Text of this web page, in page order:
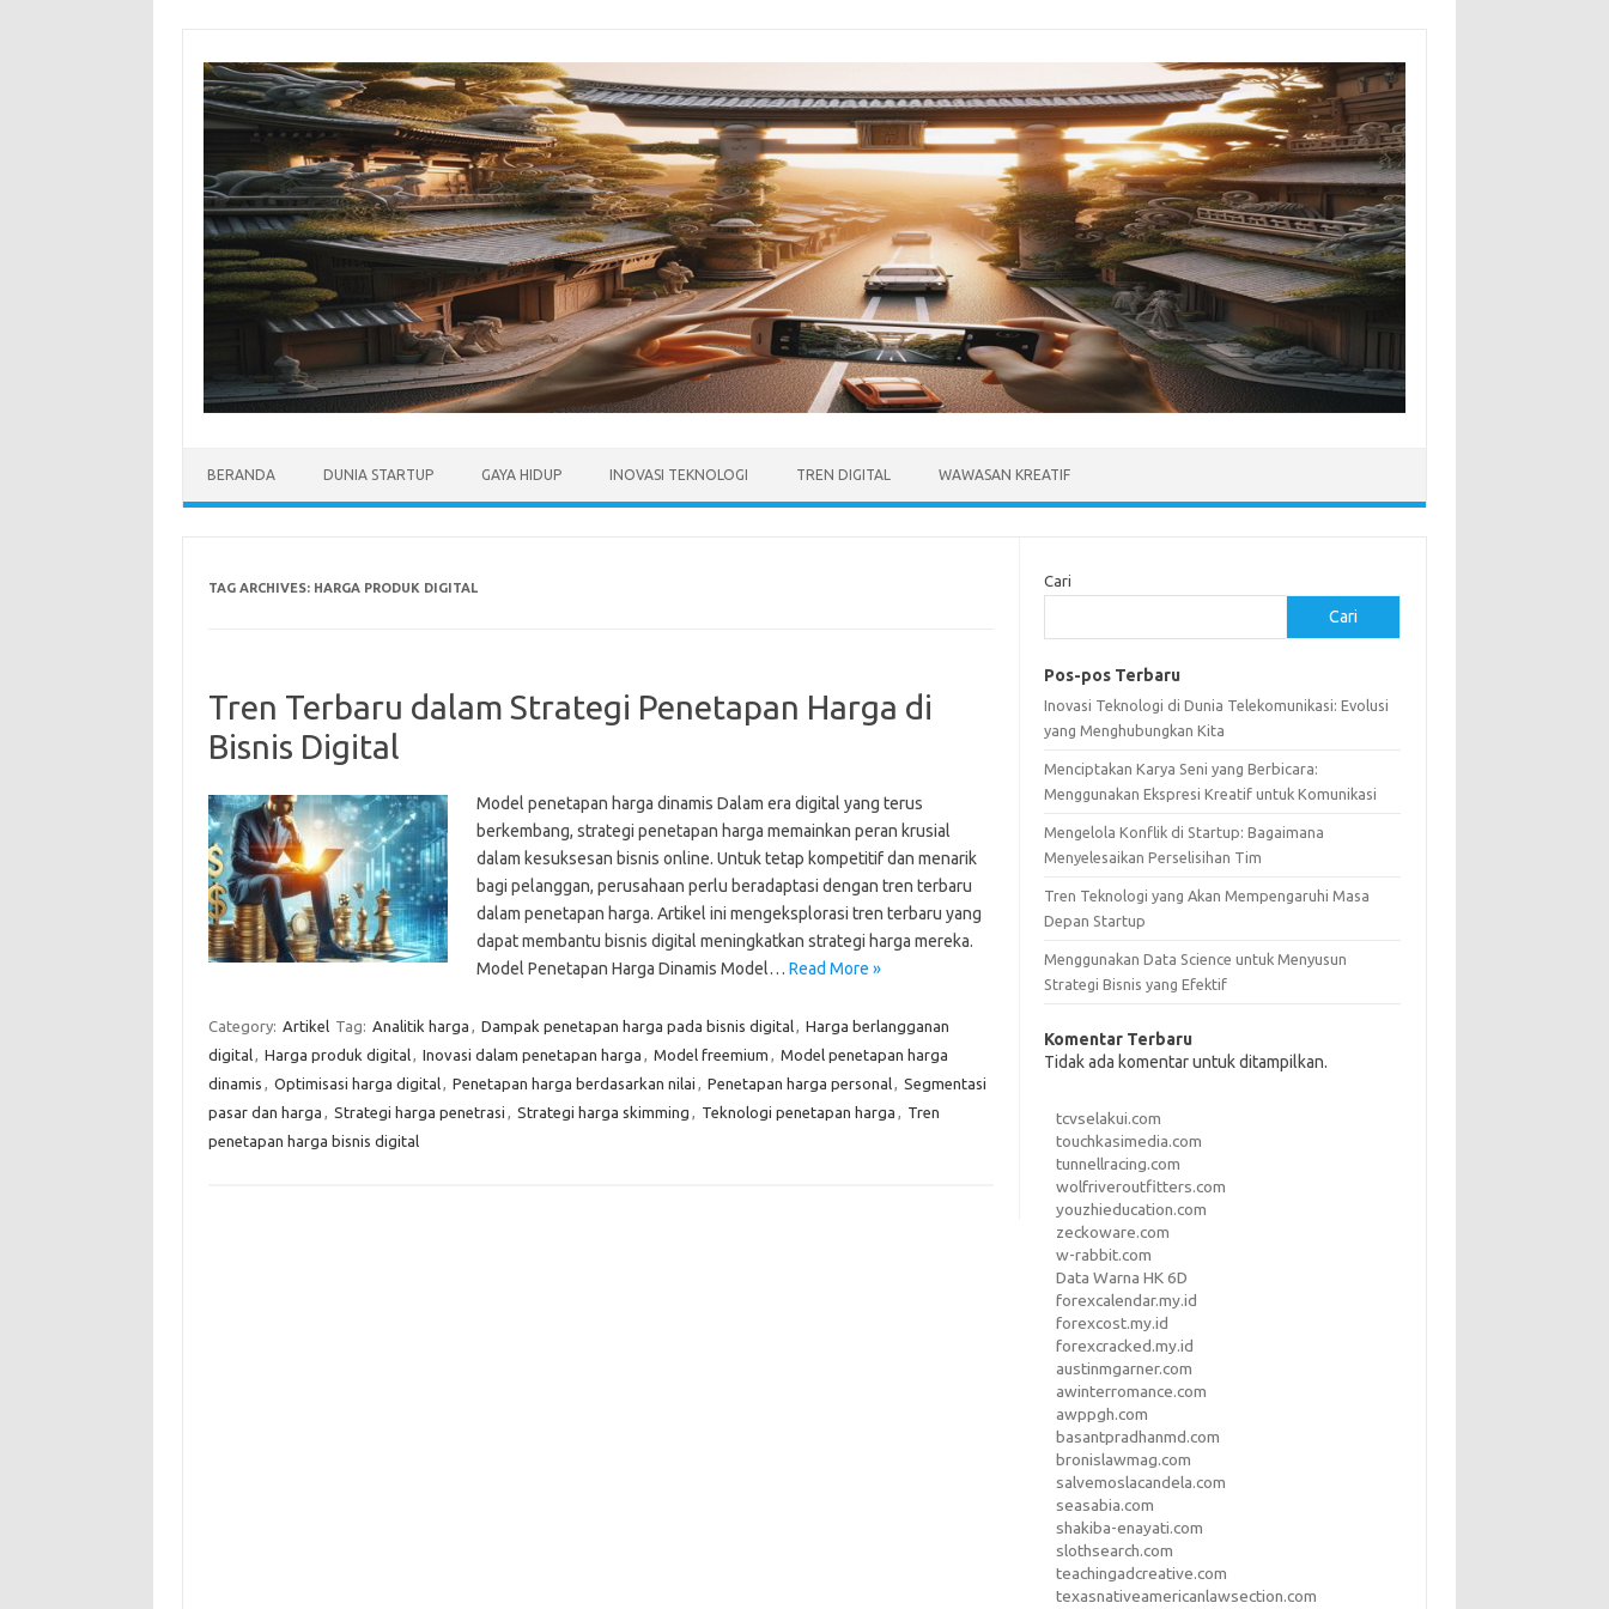
content
BERANDA DUNIA STARTUP GAYA HIDUP INOVASI TEKNOLOGI TREN DIGITAL WAWASAN KREATIF
TAG ARCHIVES: HARGA PRODUK DIGITAL
Tren Terbaru dalam Strategi Penetapan Harga di
Bisnis Digital
Model penetapan harga dinamis Dalam era digital yang terus
berkembang, strategi penetapan harga memainkan peran krusial
dalam kesuksesan bisnis online. Untuk tetap kompetitif dan menarik
bagi pelanggan, perusahaan perlu beradaptasi dengan tren terbaru
dalam penetapan harga. Artikel ini mengeksplorasi tren terbaru yang
dapat membantu bisnis digital meningkatkan strategi harga mereka.
Model Penetapan Harga Dinamis Model… Read More »
Category: Artikel Tag: Analitik harga , Dampak penetapan harga pada bisnis digital, Harga berlangganan
digital, Harga produk digital, Inovasi dalam penetapan harga , Model freemium , Model penetapan harga
dinamis , Optimisasi harga digital, Penetapan harga berdasarkan nilai , Penetapan harga personal, Segmentasi
pasar dan harga , Strategi harga penetrasi , Strategi harga skimming , Teknologi penetapan harga , Tren
penetapan harga bisnis digital
Cari
Cari
Pos-pos Terbaru
Inovasi Teknologi di Dunia Telekomunikasi: Evolusi
yang Menghubungkan Kita
Menciptakan Karya Seni yang Berbicara:
Menggunakan Ekspresi Kreatif untuk Komunikasi
Mengelola Konflik di Startup: Bagaimana
Menyelesaikan Perselisihan Tim
Tren Teknologi yang Akan Mempengaruhi Masa
Depan Startup
Menggunakan Data Science untuk Menyusun
Strategi Bisnis yang Efektif
Komentar Terbaru
Tidak ada komentar untuk ditampilkan.
tcvselakui.com
touchkasimedia.com
tunnellracing.com
wolfriveroutfitters.com
youzhieducation.com
zeckoware.com
w-rabbit.com
Data Warna HK 6D
forexcalendar.my.id
forexcost.my.id
forexcracked.my.id
austinmgarner.com
awinterromance.com
awppgh.com
basantpradhanmd.com
bronislawmag.com
salvemoslacandela.com
seasabia.com
shakiba-enayati.com
slothsearch.com
teachingadcreative.com
texasnativeamericanlawsection.com